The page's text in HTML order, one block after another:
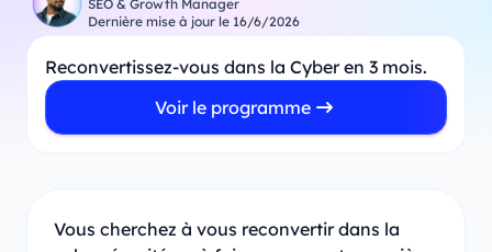
SEO & Growth Manager
Dernière mise à jour le 16/6/2026
Reconvertissez-vous dans la Cyber en 3 mois.
Voir le programme
Vous cherchez à vous reconvertir dans la